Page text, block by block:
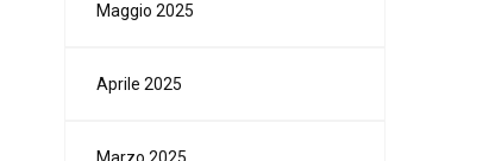
Maggio 2025
Aprile 2025